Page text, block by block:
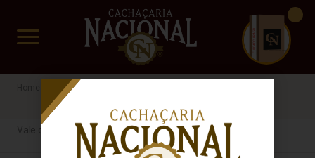
www.cachacarianacional.com.br
CUIDADO FRÁGIL
Vale do sol